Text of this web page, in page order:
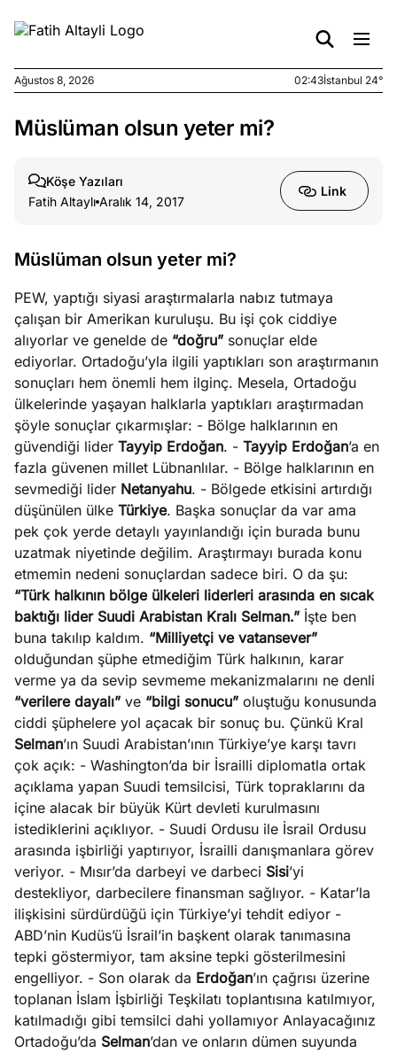
Ağustos
kirli
6, 2026
yasalar
Ağustos
5, 2026
stok
caiz
Köşe
Yazıları
Spor
Yazıları
Yazıları
Ağustos 8, 2026 02:43İstanbul 24°
Müslüman olsun yeter mi?
Köşe Yazıları
Fatih Altaylı Aralık 14, 2017
Link
Müslüman olsun yeter mi?
PEW, yaptığı siyasi araştırmalarla nabız tutmaya
çalışan bir Amerikan kuruluşu. Bu işi çok ciddiye
alıyorlar ve genelde de “doğru” sonuçlar elde
ediyorlar. Ortadoğu’yla ilgili yaptıkları son araştırmanın
sonuçları hem önemli hem ilginç. Mesela, Ortadoğu
ülkelerinde yaşayan halklarla yaptıkları araştırmadan
şöyle sonuçlar çıkarmışlar: - Bölge halklarının en
güvendiği lider Tayyip Erdoğan. - Tayyip Erdoğan’a en
fazla güvenen millet Lübnanlılar. - Bölge halklarının en
sevmediği lider Netanyahu. - Bölgede etkisini artırdığı
düşünülen ülke Türkiye. Başka sonuçlar da var ama
pek çok yerde detaylı yayınlandığı için burada bunu
uzatmak niyetinde değilim. Araştırmayı burada konu
etmemin nedeni sonuçlardan sadece biri. O da şu:
“Türk halkının bölge ülkeleri liderleri arasında en sıcak
baktığı lider Suudi Arabistan Kralı Selman.” İşte ben
buna takılıp kaldım. “Milliyetçi ve vatansever”
olduğundan şüphe etmediğim Türk halkının, karar
verme ya da sevip sevmeme mekanizmalarını ne denli
“verilere dayalı” ve “bilgi sonucu” oluştuğu konusunda
ciddi şüphelere yol açacak bir sonuç bu. Çünkü Kral
Selman’ın Suudi Arabistan’ının Türkiye’ye karşı tavrı
çok açık: - Washington’da bir İsrailli diplomatla ortak
açıklama yapan Suudi temsilcisi, Türk topraklarını da
içine alacak bir büyük Kürt devleti kurulmasını
istediklerini açıklıyor. - Suudi Ordusu ile İsrail Ordusu
arasında işbirliği yaptırıyor, İsrailli danışmanlara görev
veriyor. - Mısır’da darbeyi ve darbeci Sisi’yi
destekliyor, darbecilere finansman sağlıyor. - Katar’la
ilişkisini sürdürdüğü için Türkiye’yi tehdit ediyor -
ABD’nin Kudüs’ü İsrail’in başkent olarak tanımasına
tepki göstermiyor, tam aksine tepki gösterilmesini
engelliyor. - Son olarak da Erdoğan’ın çağrısı üzerine
toplanan İslam İşbirliği Teşkilatı toplantısına katılmıyor,
katılmadığı gibi temsilci dahi yollamıyor Anlayacağınız
Ortadoğu’da Selman’dan ve onların dümen suyunda